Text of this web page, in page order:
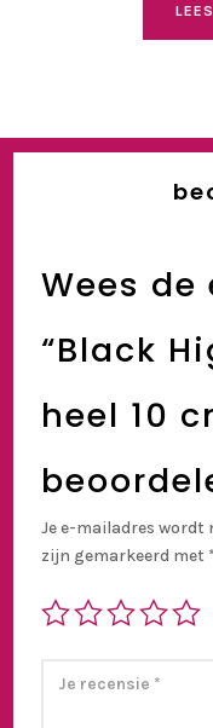
Wees de
“Black
heel 10
Je e-mailadres wordt
zijn gemarkeerd met *